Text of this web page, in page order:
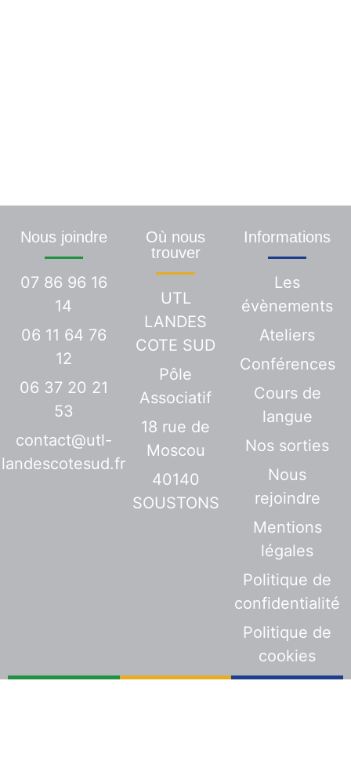
Nous joindre
07 86 96 16
14
06 11 64 76
12
06 37 20 21
53
contact@utl-
landescotesud.fr
Où nous
trouver
UTL
LANDES
COTE SUD
Pôle
Associatif
18 rue de
Moscou
40140
SOUSTONS
Informations
Les
évènements
Ateliers
Conférences
Cours de
langue
Nos sorties
Nous
rejoindre
Mentions
légales
Politique de
confidentialité
Politique de
cookies